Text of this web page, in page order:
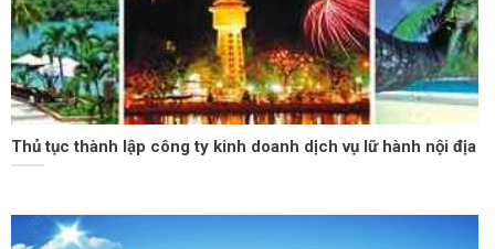
Thủ tục thành lập công ty kinh doanh dịch vụ lữ hành nội địa